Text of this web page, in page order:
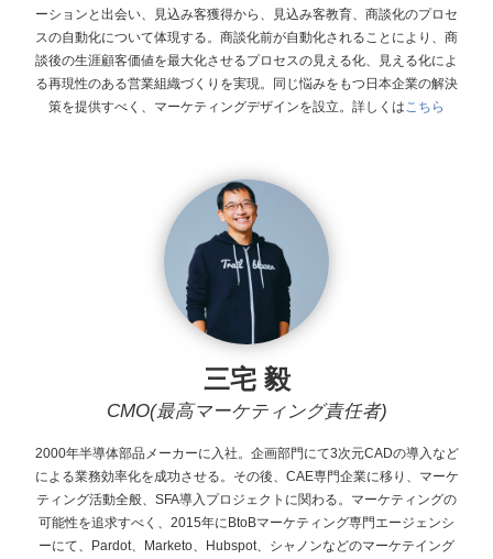
ーションと出会い、見込み客獲得から、見込み客教育、商談化のプロセ
スの自動化について体現する。商談化前が自動化されることにより、商
談後の生涯顧客価値を最大化させるプロセスの見える化、見える化によ
る再現性のある営業組織づくりを実現。同じ悩みをもつ日本企業の解決
策を提供すべく、マーケティングデザインを設立。 詳しくはこちら
三宅 毅
CMO(最高マーケティング責任者)
2000年半導体部品メーカーに入社。企画部門にて3次元CADの導入など
による業務効率化を成功させる。その後、CAE専門企業に移り、マーケ
ティング活動全般、SFA導入プロジェクトに関わる。マーケティングの
可能性を追求すべく、2015年にBtoBマーケティング専門エージェンシ
ーにて、Pardot、Marketo、Hubspot、シャノンなどのマーケテイング